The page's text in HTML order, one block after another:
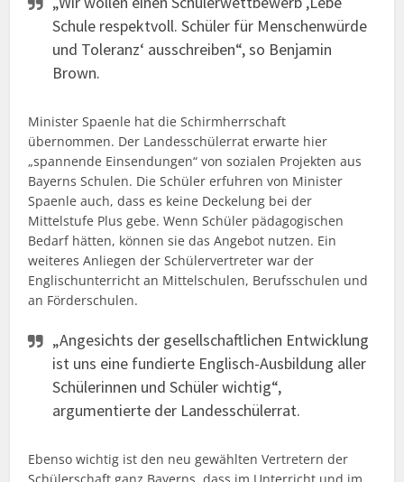
Schule respektvoll. Schüler für Menschenwürde
und Toleranz‘ ausschreiben“, so Benjamin
Brown.
Minister Spaenle hat die Schirmherrschaft
übernommen. Der Landesschülerrat erwarte hier
„spannende Einsendungen“ von sozialen Projekten aus
Bayerns Schulen. Die Schüler erfuhren von Minister
Spaenle auch, dass es keine Deckelung bei der
Mittelstufe Plus gebe. Wenn Schüler pädagogischen
Bedarf hätten, können sie das Angebot nutzen. Ein
weiteres Anliegen der Schülervertreter war der
Englischunterricht an Mittelschulen, Berufsschulen und
an Förderschulen.
„Angesichts der gesellschaftlichen Entwicklung
ist uns eine fundierte Englisch-Ausbildung aller
Schülerinnen und Schüler wichtig“,
argumentierte der Landesschülerrat.
Ebenso wichtig ist den neu gewählten Vertretern der